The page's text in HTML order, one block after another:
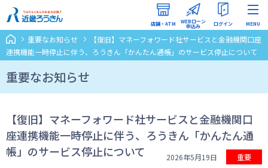
店舗・ATM WEBローン
申込み ログイン
インターネットバンキング
（ろうきんダイレクト）
MENU
重要なお知らせ
【復旧】マネーフォワード社サービスと金融機関口座
連携機能一時停止に伴う、ろうきん「かんたん通帳」のサービス停止について
重要なお知らせ
【復旧】マネーフォワード社サービスと金融機関口
座連携機能一時停止に伴う、ろうきん「かんたん通
帳」のサービス停止について
重要
2026年5月19日